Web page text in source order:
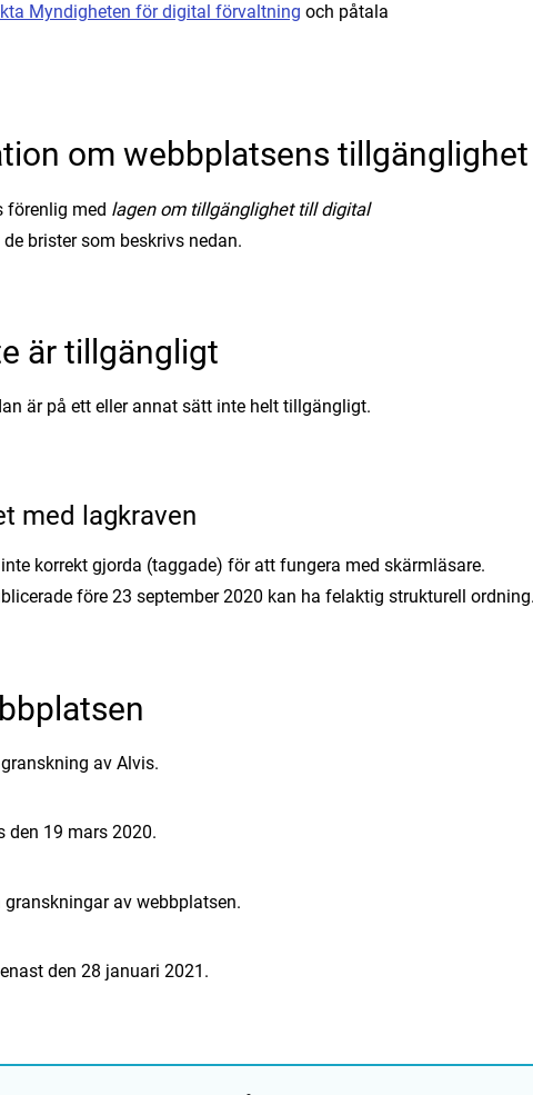
Myndigheten för digital förvaltning och påtala
om webbplatsens tillgänglighet
förenlig med lagen om tillgänglighet till digital
brister som beskrivs nedan.
är tillgängligt
är på ett eller annat sätt inte helt tillgängligt.
med lagkraven
korrekt gjorda (taggade) för att fungera med skärmläsare.
före 23 september 2020 kan ha felaktig strukturell ordning.
av Alvis.
den 19 mars 2020.
av webbplatsen.
den 28 januari 2021.